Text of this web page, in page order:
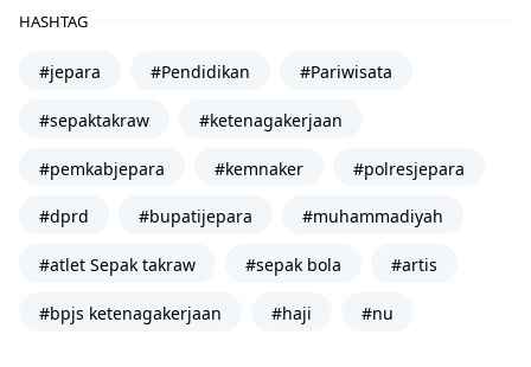
HASHTAG
#jepara #Pendidikan #Pariwisata
#sepaktakraw #ketenagakerjaan
#pemkabjepara #kemnaker #polresjepara
#dprd #bupatijepara #muhammadiyah
#atlet Sepak takraw #sepak bola #artis
#bpjs ketenagakerjaan #haji #nu